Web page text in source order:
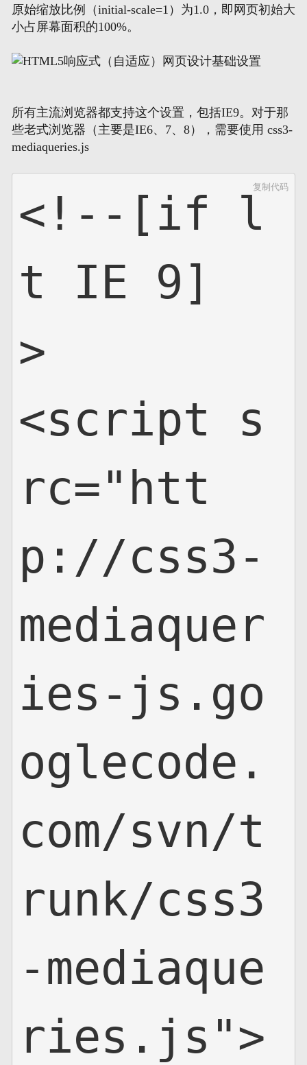
原始缩放比例（initial-scale=1）为1.0，即网页初始大
小占屏幕面积的100%。
所有主流浏览器都支持这个设置，包括IE9。对于那
些老式浏览器（主要是IE6、7、8），需要使用 css3-
mediaqueries.js
复制代码
<!--[if l
t IE 9]
>
<script s
rc="htt
p://css3-
mediaquer
ies-js.go
oglecode.
com/svn/t
runk/css3
-mediaque
ries.js">